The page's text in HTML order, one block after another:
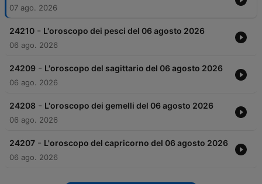
07 ago. 2026
24210 - L'oroscopo dei pesci del 06 agosto 2026
06 ago. 2026
24209 - L'oroscopo del sagittario del 06 agosto 2026
06 ago. 2026
24208 - L'oroscopo dei gemelli del 06 agosto 2026
06 ago. 2026
24207 - L'oroscopo del capricorno del 06 agosto 2026
06 ago. 2026